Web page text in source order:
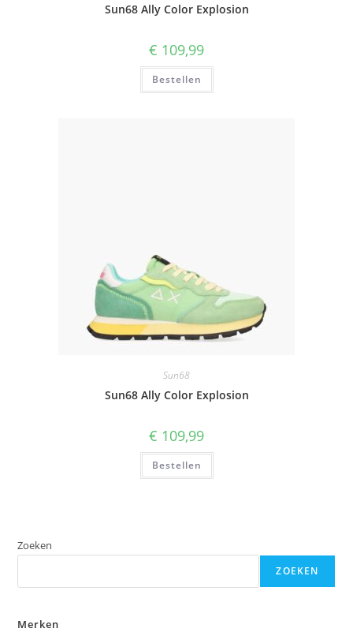
Sun68 Ally Color Explosion
€ 109,99
Bestellen
Sun68
Sun68 Ally Color Explosion
€ 109,99
Bestellen
Zoeken
ZOEKEN
Merken